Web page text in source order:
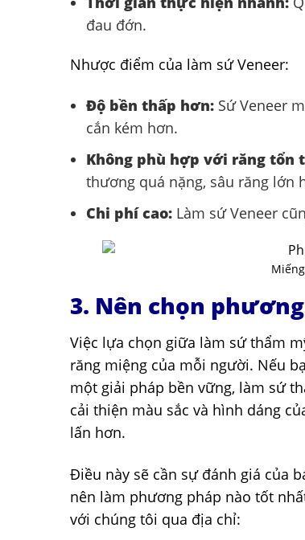
đau đớn.
Nhược điểm của làm sứ Veneer:
Độ bền thấp hơn: Sứ Veneer
cắn kém hơn.
Không phù hợp với răng tổn
thương quá nặng, sâu răng lớn
Chi phí cao: Làm sứ Veneer
3. Nên chọn
Việc lựa chọn giữa làm sứ thẩm
răng miệng của mỗi người. Nếu
một giải pháp bền vững, làm sứ
cải thiện màu sắc và hình dáng
lấn hơn.
Điều này sẽ cần sự đánh giá của
nên làm phương pháp nào tốt
với chúng tôi qua địa chỉ: